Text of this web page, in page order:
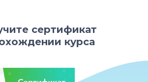
сертификат
курса